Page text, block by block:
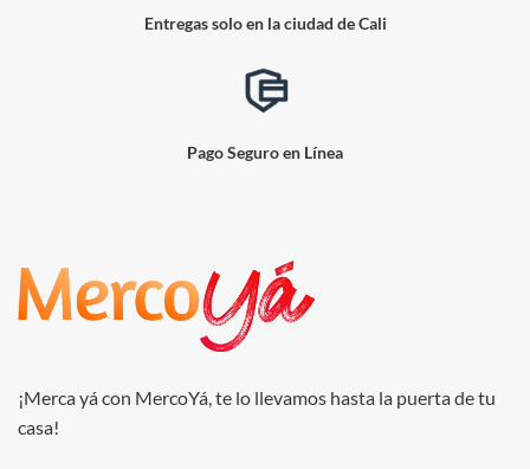
Entregas solo en la ciudad de Cali
Pago Seguro en Línea
¡Merca yá con MercoYá, te lo llevamos hasta la puerta de tu
casa!